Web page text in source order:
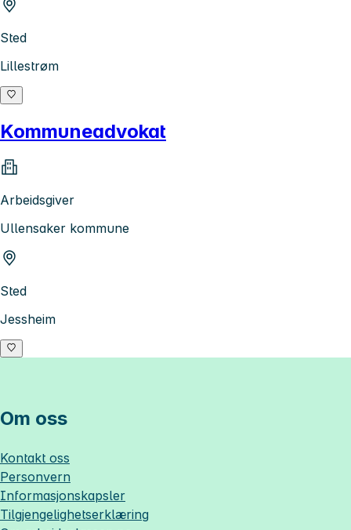
Sted
Lillestrøm
Kommuneadvokat
Arbeidsgiver
Ullensaker kommune
Sted
Jessheim
Om oss
Kontakt oss
Personvern
Informasjonskapsler
Tilgjengelighetserklæring